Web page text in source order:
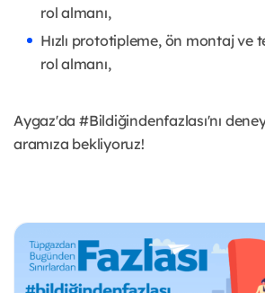
rol almanı,
Hızlı prototipleme, ön montaj ve
rol almanı,
Aygaz'da #Bildiğindenfazlası'nı
aramıza bekliyoruz!